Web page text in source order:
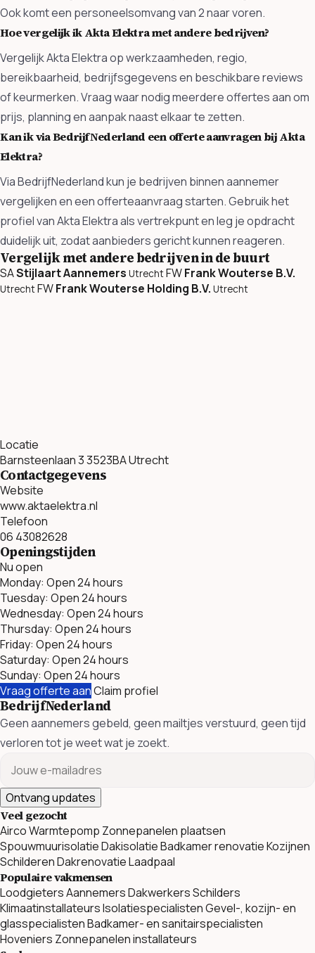
Ook komt een personeelsomvang van 2 naar voren.
Hoe vergelijk ik Akta Elektra met andere bedrijven?
Vergelijk Akta Elektra op werkzaamheden, regio,
bereikbaarheid, bedrijfsgegevens en beschikbare reviews
of keurmerken. Vraag waar nodig meerdere offertes aan om
prijs, planning en aanpak naast elkaar te zetten.
Kan ik via BedrijfNederland een offerte aanvragen bij Akta
Elektra?
Via BedrijfNederland kun je bedrijven binnen aannemer
vergelijken en een offerteaanvraag starten. Gebruik het
profiel van Akta Elektra als vertrekpunt en leg je opdracht
duidelijk uit, zodat aanbieders gericht kunnen reageren.
Vergelijk met andere bedrijven in de buurt
SAStijlaart Aannemers UtrechtFWFrank Wouterse B.V.
UtrechtFWFrank Wouterse Holding B.V. Utrecht
Locatie
Barnsteenlaan 3 3523BA Utrecht
Contactgegevens
Website
www.aktaelektra.nl
Telefoon
06 43082628
Openingstijden
Nu open
Monday: Open 24 hours
Tuesday: Open 24 hours
Wednesday: Open 24 hours
Thursday: Open 24 hours
Friday: Open 24 hours
Saturday: Open 24 hours
Sunday: Open 24 hours
Vraag offerte aanClaim profiel
BedrijfNederland
Geen aannemers gebeld, geen mailtjes verstuurd, geen tijd
verloren tot je weet wat je zoekt.
Ontvang updates
Veel gezocht
AircoWarmtepomp Zonnepanelen plaatsen
SpouwmuurisolatieDakisolatieBadkamer renovatieKozijnen
SchilderenDakrenovatieLaadpaal
Populaire vakmensen
LoodgietersAannemersDakwerkersSchilders
KlimaatinstallateursIsolatiespecialistenGevel-, kozijn- en
glasspecialistenBadkamer- en sanitairspecialisten
Hoveniers Zonnepanelen installateurs